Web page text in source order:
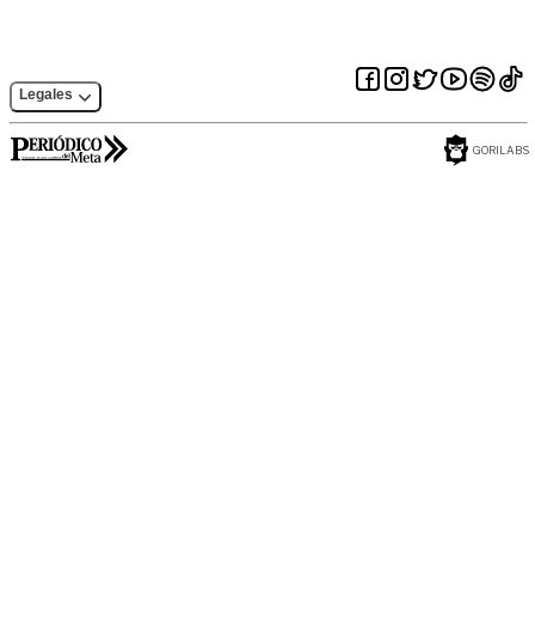
Legales
GORILABS